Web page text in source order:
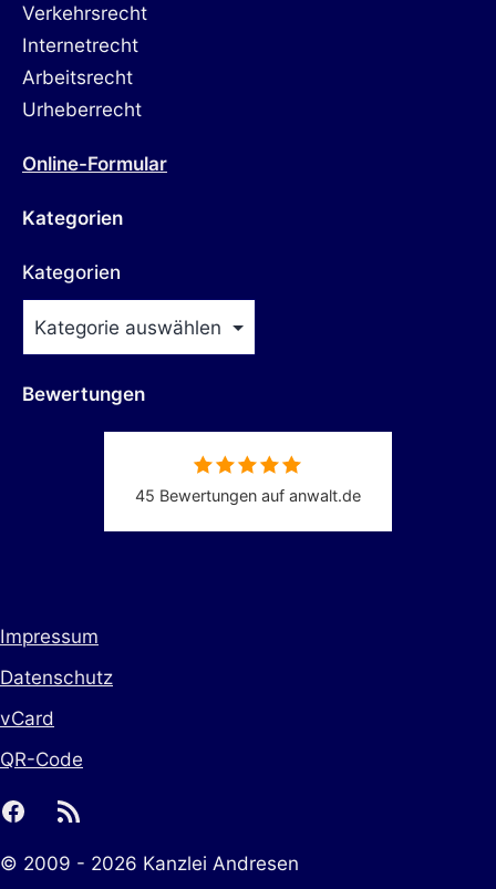
Verkehrsrecht
Internetrecht
Arbeitsrecht
Urheberrecht
Online-Formular
Kategorien
Kategorien
Bewertungen
45 Bewertungen auf anwalt.de
© 2009 - 2026 Kanzlei Andresen
Impressum
Datenschutz
vCard
QR-Code
facebook